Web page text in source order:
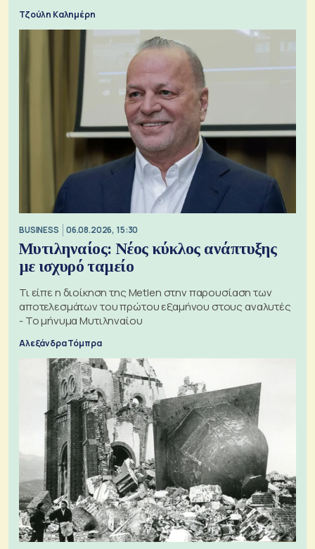
Τζούλη Καλημέρη
BUSINESS 06.08.2026, 15:30
Μυτιληναίος: Νέος κύκλος ανάπτυξης
με ισχυρό ταμείο
Τι είπε η διοίκηση της Metlen στην παρουσίαση των
αποτελεσμάτων του πρώτου εξαμήνου στους αναλυτές
- Το μήνυμα Μυτιληναίου
Αλεξάνδρα Τόμπρα